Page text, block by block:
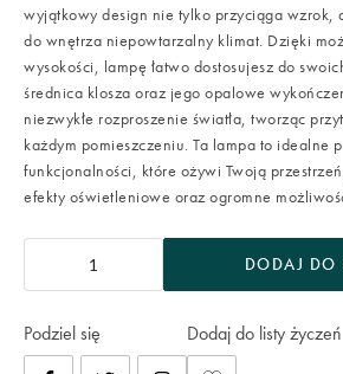
wyjątkowy design nie tylko przyciąga wzrok,
do wnętrza niepowtarzalny klimat. Dzięki
wysokości, lampę łatwo dostosujesz do
średnica klosza oraz jego opalowe
niezwykłe rozproszenie światła, tworząc
każdym pomieszczeniu. Ta lampa to idealne
funkcjonalności, które ożywi Twoją
efekty oświetleniowe oraz ogromne
DODAJ DO
Podziel się Dodaj do listy życzeń